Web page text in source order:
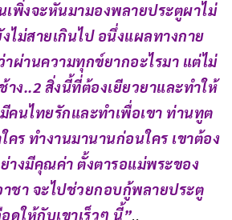
เพิ่งจะหันมามองพลายประตูผาไม่
ไม่สายเกินไป อนึ่งแผลทางกาย
ผ่านความทุกข์ยากอะไรมา แต่ไม่
าง..2 สิ่งนี้ที่ต้องเยียวยาและทำให้
คนไทยรักและทำเพื่อเขา ท่านทูต
คร ทำงานมานานก่อนใคร เขาต้อง
างมีคุณค่า ตั้งตารอแม่พระของ
ชา จะไปช่วยกอบกู้พลายประตู
ดให้กับเขาเร็วๆ นี้”..